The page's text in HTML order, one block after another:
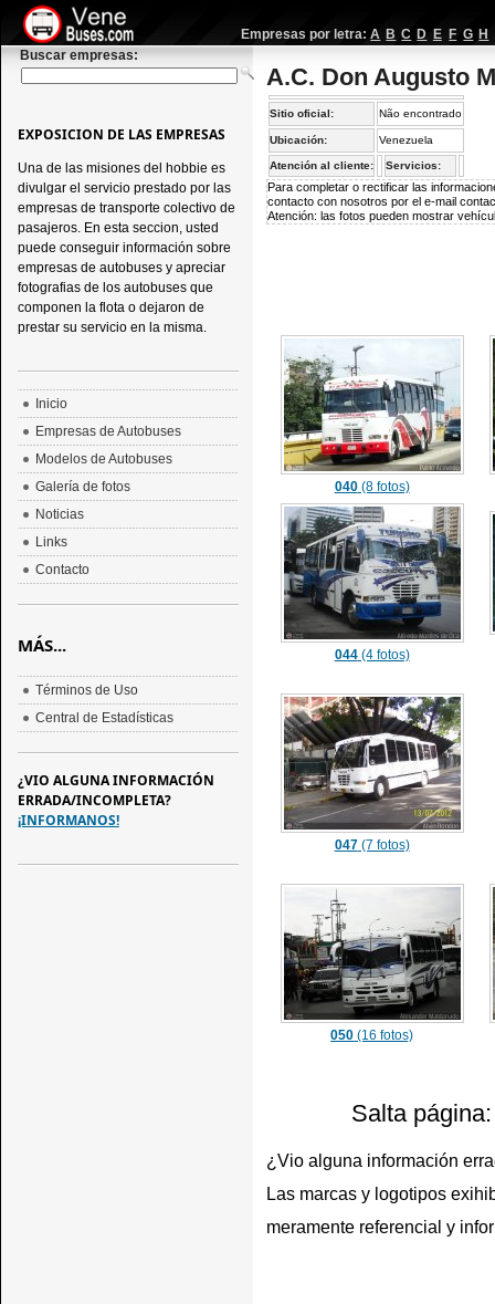
Empresas por letra: A B C D E F G H
Buscar empresas:
A.C. Don Augusto
Sitio oficial: Não encontrado
Ubicación: Venezuela
Atención al cliente: Servicios:
Para completar o rectificar las
contacto con nosotros por el e-mail
Atención: las fotos pueden mostrar
040(8 fotos)
044(4 fotos)
047(7 fotos)
050 (16 fotos)
Salta
¿Vio alguna información
Las marcas y logotipos
meramente referencial y
EXPOSICION DE LAS EMPRESAS
Una de las misiones del hobbie es
divulgar el servicio prestado por las
empresas de transporte colectivo de
pasajeros. En esta seccion, usted
puede conseguir información sobre
empresas de autobuses y apreciar
fotografias de los autobuses que
componen la flota o dejaron de
prestar su servicio en la misma.
Inicio
Empresas de Autobuses
Modelos de Autobuses
Galería de fotos
Noticias
Links
Contacto
MÁS...
Términos de Uso
Central de Estadísticas
¿VIO ALGUNA INFORMACIÓN
ERRADA/INCOMPLETA?
¡INFORMANOS!